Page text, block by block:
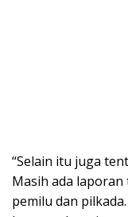
“Selain itu juga
Masih ada
pemilu dan